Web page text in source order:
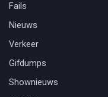
Fails
Nieuws
Verkeer
Gifdumps
Shownieuws